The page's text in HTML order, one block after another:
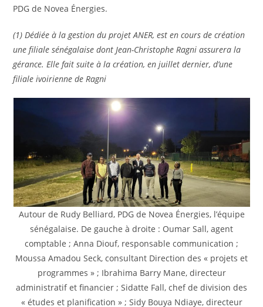
PDG de Novea Énergies.
(1) Dédiée à la gestion du projet ANER, est en cours de création
une filiale sénégalaise dont Jean-Christophe Ragni assurera la
gérance. Elle fait suite à la création, en juillet dernier, d’une
filiale ivoirienne de Ragni
Autour de Rudy Belliard, PDG de Novea Énergies, l’équipe
sénégalaise. De gauche à droite : Oumar Sall, agent
comptable ; Anna Diouf, responsable communication ;
Moussa Amadou Seck, consultant Direction des « projets et
programmes » ; Ibrahima Barry Mane, directeur
administratif et financier ; Sidatte Fall, chef de division des
« études et planification » ; Sidy Bouya Ndiaye, directeur